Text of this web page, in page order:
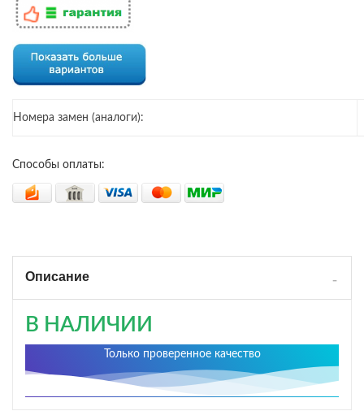
Номера замен (аналоги):
Способы оплаты:
Описание
В НАЛИЧИИ
Только проверенное качество